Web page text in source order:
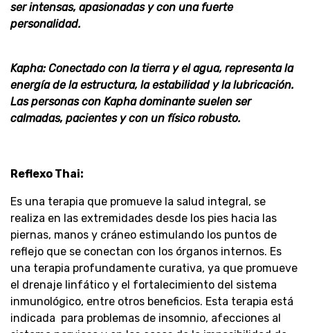
ser intensas, apasionadas y con una fuerte
personalidad.
Kapha: Conectado con la tierra y el agua, representa la
energía de la estructura, la estabilidad y la lubricación.
Las personas con Kapha dominante suelen ser
calmadas, pacientes y con un físico robusto.
Reflexo Thai:
Es una terapia que promueve la salud integral, se
realiza en las extremidades desde los pies hacia las
piernas, manos y cráneo estimulando los puntos de
reflejo que se conectan con los órganos internos. Es
una terapia profundamente curativa, ya que promueve
el drenaje linfático y el fortalecimiento del sistema
inmunológico, entre otros beneficios. Esta terapia está
indicada para problemas de insomnio, afecciones al